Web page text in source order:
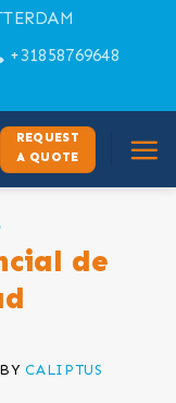
+31858769648
REQUEST
A QUOTE
de
BYCALIPTUS